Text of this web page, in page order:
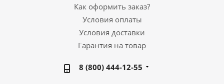
Как оформить заказ?
Условия оплаты
Условия доставки
Гарантия на товар
8 (800) 444-12-55